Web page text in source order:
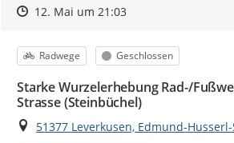
Zeitpunkt des Erstellens
Zeitpunkt des Erstellens
12. Mai um 21:03Zur Äußerung
Kategorie
Radwege Status
Geschlossen
Starke Wurzelerhebung Rad-/
Strasse (Steinbüchel)
Ort
51377 Leverkusen, Edmund-